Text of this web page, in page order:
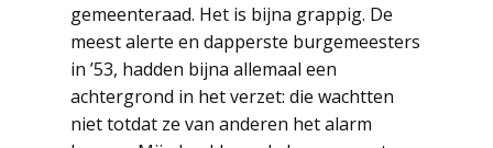
gemeenteraad. Het is bijna grappig. De
meest alerte en dapperste burgemeesters
in ’53, hadden bijna allemaal een
achtergrond in het verzet: die wachtten
niet totdat ze van anderen het alarm